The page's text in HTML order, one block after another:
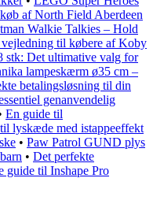
af North Field Aberdeen
Walkie Talkies – Hold
vejledning til købere af Koby
stk: Det ultimative valg for
lampeskærm ø35 cm –
betalingsløsning til din
genanvendelig
En guide til
lyskæde med istappeeffekt
• Paw Patrol GUND plys
• Det perfekte
guide til Inshape Pro